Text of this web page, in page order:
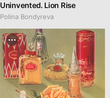
Uninvented. Lion Rise
Polina Bondyreva